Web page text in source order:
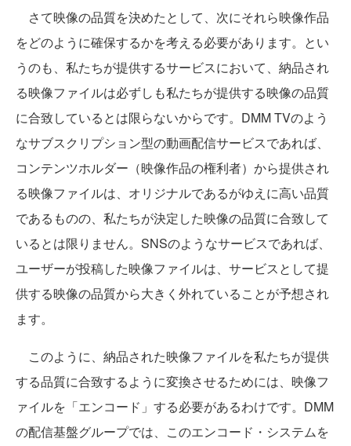
さて映像の品質を決めたとして、次にそれら映像作品
をどのように確保するかを考える必要があります。とい
うのも、私たちが提供するサービスにおいて、納品され
る映像ファイルは必ずしも私たちが提供する映像の品質
に合致しているとは限らないからです。DMM TVのよう
なサブスクリプション型の動画配信サービスであれば、
コンテンツホルダー（映像作品の権利者）から提供され
る映像ファイルは、オリジナルであるがゆえに高い品質
であるものの、私たちが決定した映像の品質に合致して
いるとは限りません。SNSのようなサービスであれば、
ユーザーが投稿した映像ファイルは、サービスとして提
供する映像の品質から大きく外れていることが予想され
ます。
このように、納品された映像ファイルを私たちが提供
する品質に合致するように変換させるためには、映像フ
ァイルを「エンコード」する必要があるわけです。DMM
の配信基盤グループでは、このエンコード・システムを